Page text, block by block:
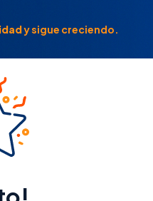
y sigue creciendo.